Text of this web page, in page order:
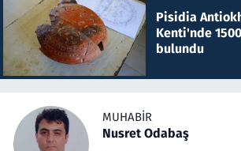
Pisidia
Kenti'nde
bulundu
MUHABIR
Nusret Odabaş